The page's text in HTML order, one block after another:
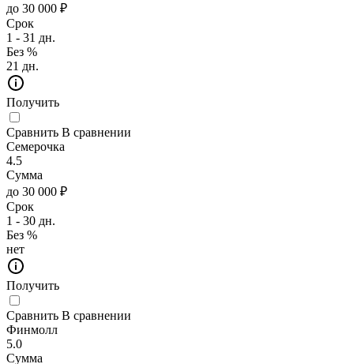
до 30 000 ₽
Срок
1 - 31 дн.
Без %
21 дн.
Получить
Сравнить В сравнении
Семерочка
4.5
Сумма
до 30 000 ₽
Срок
1 - 30 дн.
Без %
нет
Получить
Сравнить В сравнении
Финмолл
5.0
Сумма